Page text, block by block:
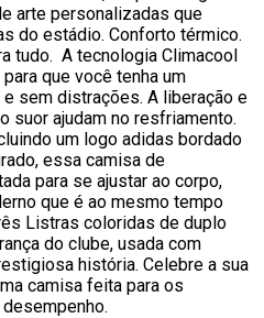
arte personalizadas que
do estádio. Conforto térmico.
tudo. A tecnologia Climacool
que você tenha um
sem distrações. A liberação e
suor ajudam no resfriamento.
um logo adidas bordado
essa camisa de
para se ajustar ao corpo,
que é ao mesmo tempo
Listras coloridas de duplo
do clube, usada com
história. Celebre a sua
camisa feita para os